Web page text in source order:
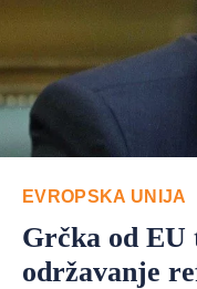
EVROPSKA UNIJA
Grčka od
održavanje